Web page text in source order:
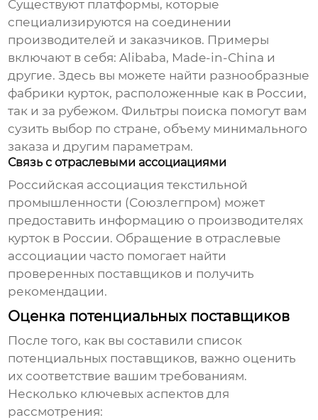
Существуют платформы, которые
специализируются на соединении
производителей и заказчиков. Примеры
включают в себя: Alibaba, Made-in-China и
другие. Здесь вы можете найти разнообразные
фабрики курток, расположенные как в России,
так и за рубежом. Фильтры поиска помогут вам
сузить выбор по стране, объему минимального
заказа и другим параметрам.
Связь с отраслевыми ассоциациями
Российская ассоциация текстильной
промышленности (Союзлегпром) может
предоставить информацию о производителях
курток в России. Обращение в отраслевые
ассоциации часто помогает найти
проверенных поставщиков и получить
рекомендации.
Оценка потенциальных поставщиков
После того, как вы составили список
потенциальных поставщиков, важно оценить
их соответствие вашим требованиям.
Несколько ключевых аспектов для
рассмотрения: